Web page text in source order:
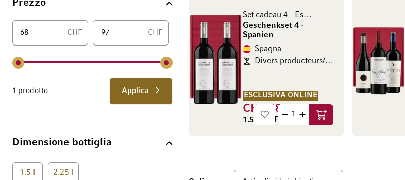
Prezzo
CHF CHF
1 prodotto Applica
Dimensione bottiglia
1.5 l 2.25 l
Set cadeau 4 - Espagne
Geschenkset 4 -
Spanien
Spagna
Divers producteurs/Diverse Produzenten
ESCLUSIVA ONLINE
CHF 68.50
1.5 l (CHF 45.67 / l) Aggiungi al Carrello